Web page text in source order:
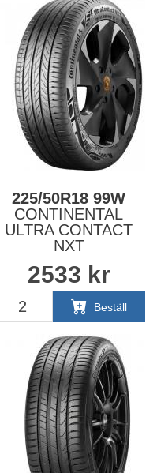
225/50R18 99W
CONTINENTAL
ULTRA CONTACT
NXT
TILLV. ÅR: 2023
2533 kr
Beställ